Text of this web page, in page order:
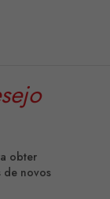
obter
de novos